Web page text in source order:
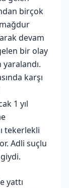
birçok
devam
bir olay
karşı
1 yıl
tekerlekli
Adli suçlu
yattı